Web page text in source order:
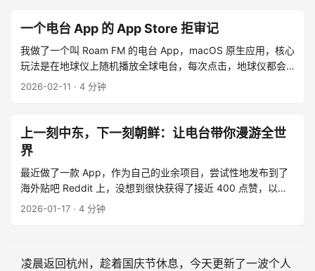
一个电台 App 的 App Store 拒审记
我做了一个叫 Roam FM 的电台 App，macOS 原生应用，核心
玩法是在地球仪上随机播放全球电台，每次点击，地球仪都会
转到一个新的角落，听得见声音，也看得见它来自哪里。电台
2026-02-11 · 4 分钟
上一刻中东，下一刻朝鲜：让电台带你漫游全世
界
最近做了一款 App，作为自己的业余项目，尝试性地发布到了
海外贴吧 Reddit 上，没想到很快获得了接近 400 点赞，以及
许多的评论和私信。 其实 App 本身不复杂，名字叫 Roam
2026-01-17 · 4 分钟
凌晨返回杭州，趁着国庆节休息，今天更新了一波个人